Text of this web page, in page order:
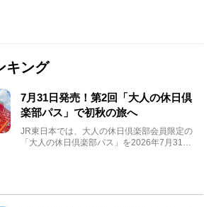
キング
7月31日発売！第2回「大人の休日倶
楽部パス」で初秋の旅へ
JR東日本では、大人の休日倶楽部会員限定の
「大人の休日倶楽部パス」を2026年7月31日